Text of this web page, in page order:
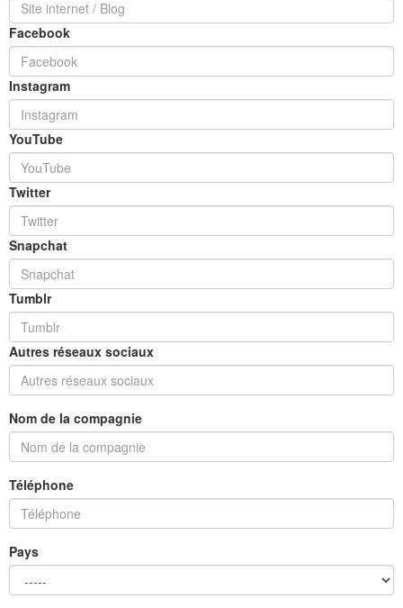
Facebook
Instagram
YouTube
Twitter
Snapchat
Tumblr
Autres réseaux sociaux
Nom de la compagnie
Téléphone
Pays